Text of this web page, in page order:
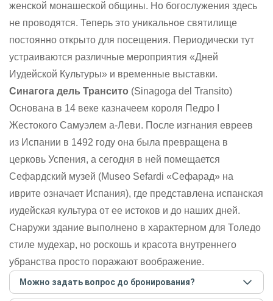
женской монашеской общины. Но богослужения здесь
не проводятся. Теперь это уникальное святилище
постоянно открыто для посещения. Периодически тут
устраиваются различные мероприятия «Дней
Иудейской Культуры» и временные выставки.
Синагога дель Трансито (Sinagoga del Transito)
Основана в 14 веке казначеем короля Педро I
Жестокого Самуэлем а-Леви. После изгнания евреев
из Испании в 1492 году она была превращена в
церковь Успения, а сегодня в ней помещается
Сефардский музей (Museo Sefardi «Сефарад» на
иврите означает Испания), где представлена испанская
иудейская культура от ее истоков и до наших дней.
Снаружи здание выполнено в характерном для Толедо
стиле мудехар, но роскошь и красота внутреннего
убранства просто поражают воображение.
Можно задать вопрос до бронирования?